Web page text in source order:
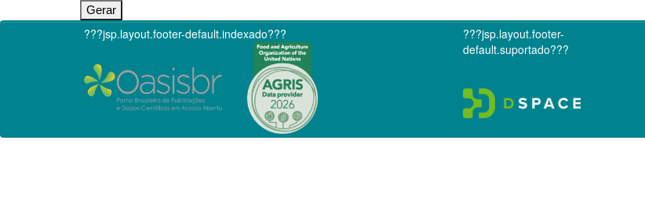
???jsp.layout.footer-default.indexado???
???jsp.layout.footer-
default.suportado???